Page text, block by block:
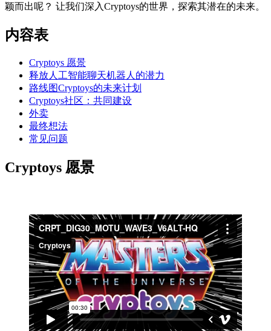
颖而出呢？ 让我们深入Cryptoys的世界，探索其潜在的未来。
内容表
Cryptoys 愿景
释放人工智能聊天机器人的潜力
路线图Cryptoys的未来计划
Cryptoys社区：共同建设
外卖
最终想法
常见问题
Cryptoys 愿景